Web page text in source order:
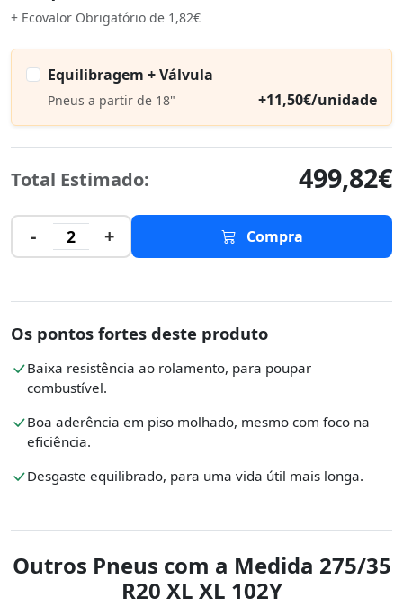
+ Ecovalor Obrigatório de 1,82€
Equilibragem + Válvula
Pneus a partir de 18" +11,50€/unidade
Total Estimado: 499,82€
- 2 + Compra
Os pontos fortes deste produto
Baixa resistência ao rolamento, para poupar
combustível.
Boa aderência em piso molhado, mesmo com foco na
eficiência.
Desgaste equilibrado, para uma vida útil mais longa.
Outros Pneus com a Medida 275/35
R20 XL XL 102Y